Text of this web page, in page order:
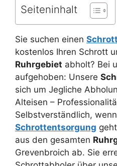
Seiteninhalt
Sie suchen einen
kostenlos Ihren Schrott
Ruhrgebiet abholt? Bei
aufgehoben: Unsere
sich um Jegliche
Alteisen –
Selbstverständlich,
Schrottentsorgung
aus den gesamten
Grevenbroich ab. Sie